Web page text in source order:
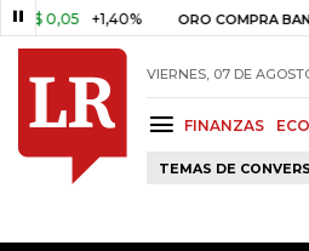
+1,40% ORO COMPRA BANCO DE
VIERNES, 07 DE
FINANZAS
TEMAS DE